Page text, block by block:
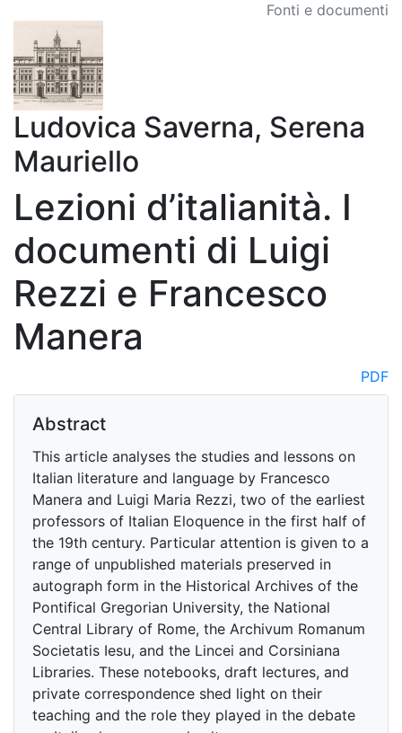
Fonti e documenti
Ludovica Saverna, Serena
Mauriello
Lezioni d’italianità. I
documenti di Luigi
Rezzi e Francesco
Manera
PDF
Abstract
This article analyses the studies and lessons on
Italian literature and language by Francesco
Manera and Luigi Maria Rezzi, two of the earliest
professors of Italian Eloquence in the first half of
the 19th century. Particular attention is given to a
range of unpublished materials preserved in
autograph form in the Historical Archives of the
Pontifical Gregorian University, the National
Central Library of Rome, the Archivum Romanum
Societatis Iesu, and the Lincei and Corsiniana
Libraries. These notebooks, draft lectures, and
private correspondence shed light on their
teaching and the role they played in the debate